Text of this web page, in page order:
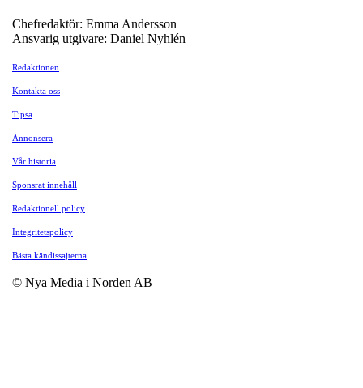
Chefredaktör: Emma Andersson
Ansvarig utgivare: Daniel Nyhlén
Redaktionen
Kontakta oss
Tipsa
Annonsera
Vår historia
Sponsrat innehåll
Redaktionell policy
Integritetspolicy
Bästa kändissajterna
© Nya Media i Norden AB